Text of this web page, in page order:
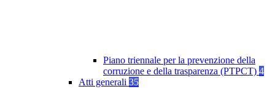
Piano triennale per la prevenzione della
corruzione e della trasparenza (PTPCT) 4
Atti generali 35